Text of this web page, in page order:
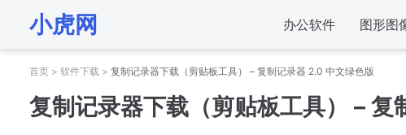
小虎网 办公软件 图形图
首页 > 软件下载 > 复制记录器下载（剪贴板工具） – 复制记录器 2.0 中文绿色版
复制记录器下载（剪贴板工具） –